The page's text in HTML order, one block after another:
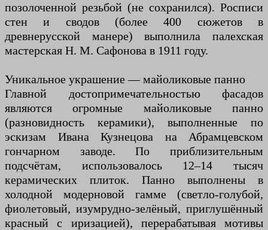
позолоченной резьбой (не сохранился). Росписи
стен и сводов (более 400 сюжетов в
древнерусской манере) выполнила палехская
мастерская Н. М. Сафонова в 1911 году.
Уникальное украшение — майоликовые панно
Главной достопримечательностью фасадов
являются огромные майоликовые панно
(разновидность керамики), выполненные по
эскизам Ивана Кузнецова на Абрамцевском
гончарном заводе. По приблизительным
подсчётам, использовалось 12–14 тысяч
керамических плиток. Панно выполнены в
холодной модерновой гамме (светло-голубой,
фиолетовый, изумрудно-зелёный, приглушённый
красный с иризацией), перерабатывая мотивы